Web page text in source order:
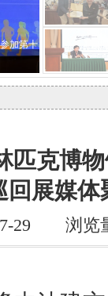
加第十
匹克博
回展媒体
29 浏览